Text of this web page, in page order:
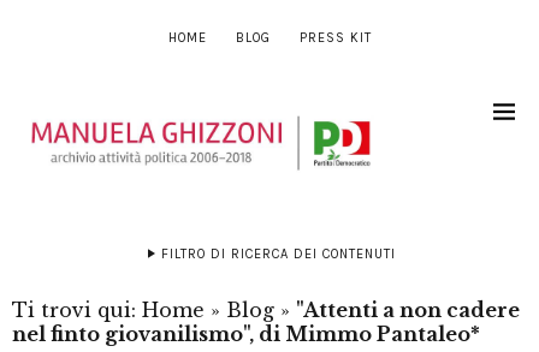
HOME BLOG PRESS KIT
FILTRO DI RICERCA DEI CONTENUTI
Ti trovi qui: Home » Blog » "Attenti a non cadere
nel finto giovanilismo", di Mimmo Pantaleo*